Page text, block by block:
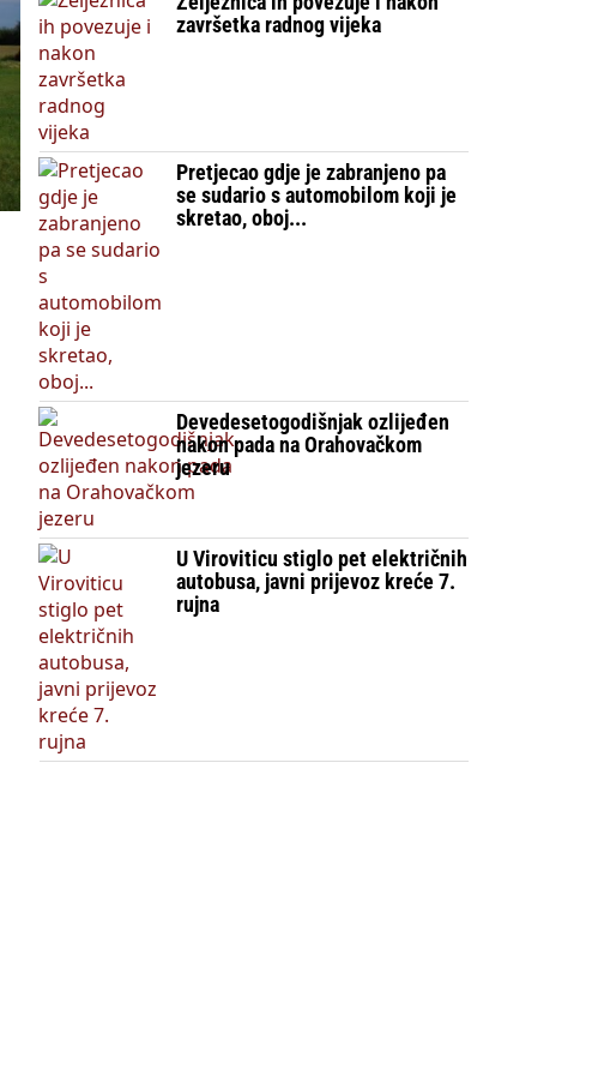
završetka radnog vijeka
Pretjecao gdje je zabranjeno pa
se sudario s automobilom koji je
skretao, oboj...
Devedesetogodišnjak ozlijeđen
nakon pada na Orahovačkom
jezeru
U Viroviticu stiglo pet električnih
autobusa, javni prijevoz kreće 7.
rujna